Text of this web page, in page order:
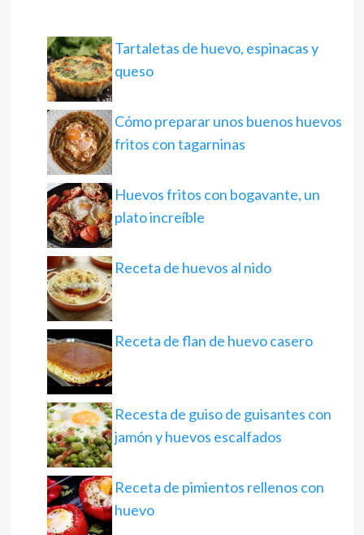
Tartaletas de huevo, espinacas y
queso
Cómo preparar unos buenos huevos
fritos con tagarninas
Huevos fritos con bogavante, un
plato increíble
Receta de huevos al nido
Receta de flan de huevo casero
Recesta de guiso de guisantes con
jamón y huevos escalfados
Receta de pimientos rellenos con
huevo